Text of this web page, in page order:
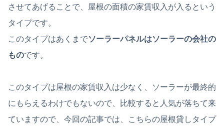
させてあげることで、屋根の面積の家賃収入が入るという
タイプです。
このタイプはあくまでソーラーパネルはソーラーの会社の
ものです。
このタイプは屋根の家賃収入は少なく、ソーラーが最終的
にもらえるわけでもないので、比較すると人気が落ちて来
ていますので、今回の記事では、こちらの屋根貸しタイプ